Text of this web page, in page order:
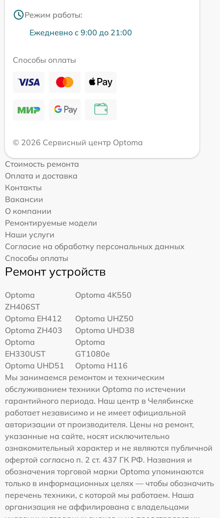
Режим работы:
Ежедневно с 9:00 до 21:00
Способы оплаты
© 2026 Сервисный центр Optoma
Стоимость ремонта
Оплата и доставка
Контакты
Вакансии
О компании
Ремонтируемые модели
Наши услуги
Согласие на обработку персональных данных
Способы оплаты
Ремонт устройств
Optoma
ZH406ST
Optoma 4K550
Optoma EH412
Optoma UHZ50
Optoma ZH403
Optoma UHD38
Optoma
EH330UST
Optoma
GT1080e
Optoma UHD51
Optoma H116
Мы занимаемся ремонтом и техническим
обслуживанием техники Optoma по истечении
гарантийного периода. Наш центр в Челябинске
работает независимо и не имеет официальной
авторизации от производителя. Цены на ремонт,
указанные на сайте, носят исключительно
ознакомительный характер и не являются публичной
офертой согласно п. 2 ст. 437 ГК РФ. Названия и
обозначения торговой марки Optoma упоминаются
только в информационных целях — чтобы обозначить
перечень техники, с которой мы работаем. Наша
организация не аффилирована с владельцами